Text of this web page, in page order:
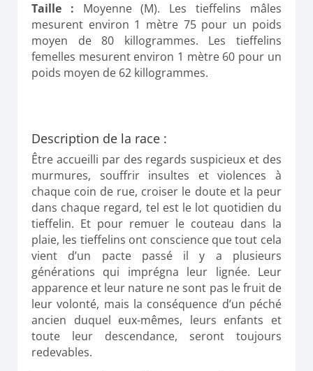
Taille : Moyenne(M). Les tieffelins mâles
mesurent environ 1 mètre 75 pour un poids
moyen de 80 killogrammes. Les tieffelins
femelles mesurent environ 1 mètre 60 pour un
poids moyen de 62 killogrammes.
Description de la race :
Être accueilli par des regards suspicieux et des
murmures, souffrir insultes et violences à
chaque coin de rue, croiser le doute et la peur
dans chaque regard, tel est le lot quotidien du
tieffelin. Et pour remuer le couteau dans la
plaie, les tieffelins ont conscience que tout cela
vient d’un pacte passé il y a plusieurs
générations qui imprégna leur lignée. Leur
apparence et leur nature ne sont pas le fruit de
leur volonté, mais la conséquence d’un péché
ancien duquel eux-mêmes, leurs enfants et
toute leur descendance, seront toujours
redevables.